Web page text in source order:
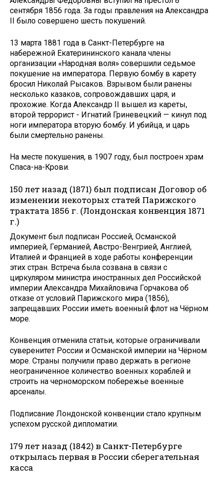
сентября 1856 года. За годы правления на Александра
II было совершено шесть покушений.
13 марта 1881 года в Санкт-Петербурге на
набережной Екатерининского канала члены
организации «Народная воля» совершили седьмое
покушение на императора. Первую бомбу в карету
бросил Николай Рысаков. Взрывом были ранены
несколько казаков, сопровождавших царя, и
прохожие. Когда Александр II вышел из кареты,
второй террорист - Игнатий Гриневецкий — кинул под
ноги императора вторую бомбу. И убийца, и царь
были смертельно ранены.
На месте покушения, в 1907 году, был построен храм
Спаса-на-Крови.
150 лет назад (1871) был подписан Договор об
изменении некоторых статей Парижского
трактата 1856 г. (Лондонская конвенция 1871
г.)
Документ был подписан Россией, Османской
империей, Германией, Австро-Венгрией, Англией,
Италией и Францией в ходе работы конференции
этих стран. Встреча была созвана в связи с
циркуляром министра иностранных дел Российской
империи Александра Михайловича Горчакова об
отказе от условий Парижского мира (1856),
запрещавших России иметь военный флот на Чёрном
море.
Конвенция отменила статьи, которые ограничивали
суверенитет России и Османской империи на Чёрном
море. Страны получили право держать в регионе
неограниченное количество военных кораблей и
строить на черноморском побережье военные
арсеналы.
Подписание Лондонской конвенции стало крупным
успехом русской дипломатии.
179 лет назад (1842) в Санкт-Петербурге
открылась первая в России сберегательная
касса